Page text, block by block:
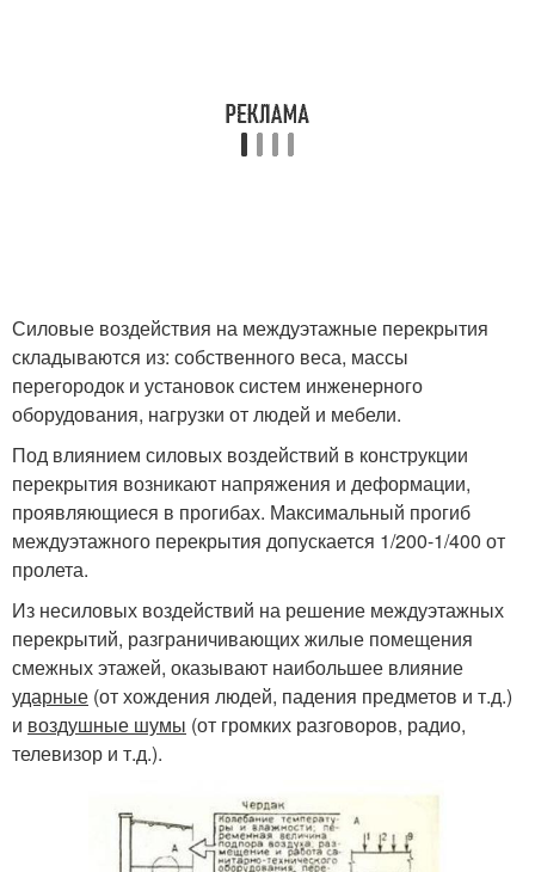
Силовые воздействия на междуэтажные перекрытия
складываются из: собственного веса, массы
перегородок и установок систем инженерного
оборудования, нагрузки от людей и мебели.
Под влиянием силовых воздействий в конструкции
перекрытия возникают напряжения и деформации,
проявляющиеся в прогибах. Максимальный прогиб
междуэтажного перекрытия допускается 1/200-1/400 от
пролета.
Из несиловых воздействий на решение междуэтажных
перекрытий, разграничивающих жилые помещения
смежных этажей, оказывают наибольшее влияние
ударные (от хождения людей, падения предметов и т.д.)
и воздушные шумы (от громких разговоров, радио,
телевизор и т.д.).